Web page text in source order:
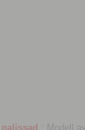
; Modell av